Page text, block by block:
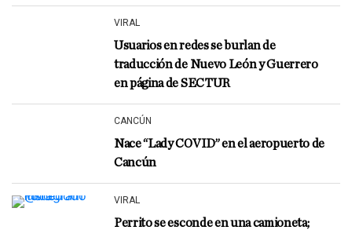
VIRAL
Usuarios en redes se burlan de
traducción de Nuevo León y Guerrero
en página de SECTUR
CANCÚN
Nace “Lady COVID” en el aeropuerto de
Cancún
VIRAL
Perrito se esconde en una camioneta;